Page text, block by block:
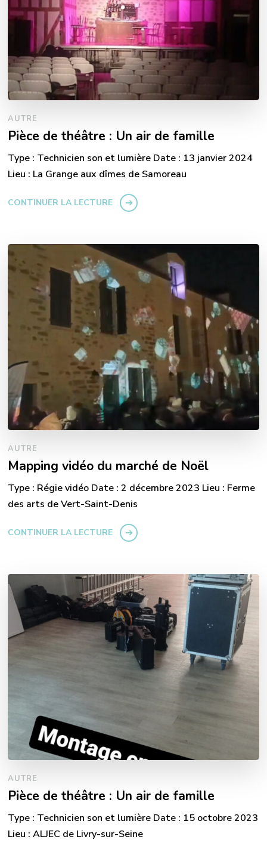
AUTRE
Pièce de théâtre : Un air de famille
Type : Technicien son et lumière Date : 13 janvier 2024
Lieu : La Grange aux dîmes de Samoreau
CONTINUER LA LECTURE
AUTRE
Mapping vidéo du marché de Noël
Type : Régie vidéo Date : 2 décembre 2023 Lieu : Ferme
des arts de Vert-Saint-Denis
CONTINUER LA LECTURE
AUTRE
Pièce de théâtre : Un air de famille
Type : Technicien son et lumière Date : 15 octobre 2023
Lieu : ALJEC de Livry-sur-Seine